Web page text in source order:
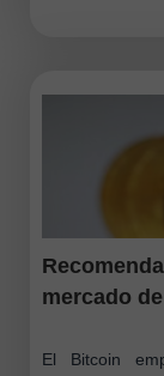
mercado
El Bitcoin